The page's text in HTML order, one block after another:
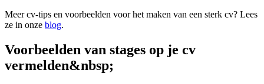
Meer cv-tips en voorbeelden voor het maken van een sterk cv? Lees
ze in onze blog.
Voorbeelden van stages op je cv
vermelden&nbsp;